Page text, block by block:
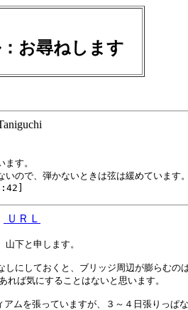
お尋ねします
Taniguchi
す。
いので、弾かないときは弦は緩めていま
ＵＲＬ
下と申します。
しにしておくと、ブリッジ周辺が膨らむの
れば気にすることはないと思います。
ムを張っていますが、３～４日張りっぱ